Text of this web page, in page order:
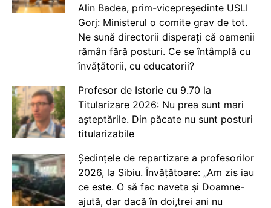
Alin Badea, prim-vicepreședinte USLI
Gorj: Ministerul o comite grav de tot.
Ne sună directorii disperați că oamenii
rămân fără posturi. Ce se întâmplă cu
învățătorii, cu educatorii?
Profesor de Istorie cu 9.70 la
Titularizare 2026: Nu prea sunt mari
așteptările. Din păcate nu sunt posturi
titularizabile
Ședințele de repartizare a profesorilor
2026, la Sibiu. Învățătoare: „Am zis iau
ce este. O să fac naveta și Doamne-
ajută, dar dacă în doi,trei ani nu